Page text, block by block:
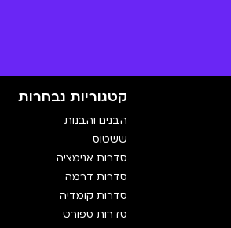
קטגוריות נבחרות
הבנים והבנות
ששטוס
סדרות אנימציה
סדרות דרמה
סדרות קומדיה
סדרות ספורט